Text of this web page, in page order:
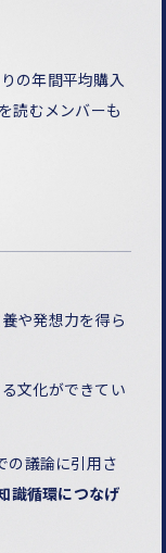
の年間平均購入
読むメンバーも
や発想力を得ら
文化ができてい
の議論に引用さ
識循環につなげ